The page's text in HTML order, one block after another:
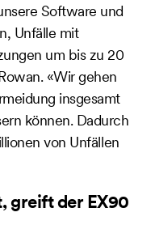
Software und
Unfälle mit
um bis zu 20
«Wir gehen
insgesamt
können. Dadurch
von Unfällen
greift der EX90